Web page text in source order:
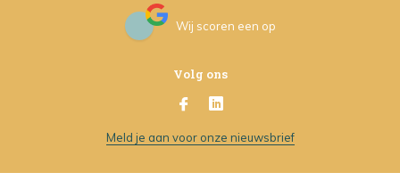
Wij scoren een op
Volg ons
Meld je aan voor onze nieuwsbrief